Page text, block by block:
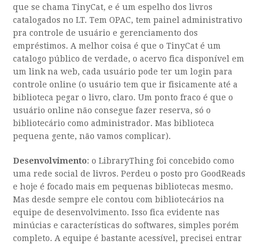
que se chama TinyCat, e é um espelho dos livros
catalogados no LT. Tem OPAC, tem painel administrativo
pra controle de usuário e gerenciamento dos
empréstimos. A melhor coisa é que o TinyCat é um
catalogo público de verdade, o acervo fica disponível em
um link na web, cada usuário pode ter um login para
controle online (o usuário tem que ir fisicamente até a
biblioteca pegar o livro, claro. Um ponto fraco é que o
usuário online não consegue fazer reserva, só o
bibliotecário como administrador. Mas biblioteca
pequena gente, não vamos complicar).
Desenvolvimento: o LibraryThing foi concebido como
uma rede social de livros. Perdeu o posto pro GoodReads
e hoje é focado mais em pequenas bibliotecas mesmo.
Mas desde sempre ele contou com bibliotecários na
equipe de desenvolvimento. Isso fica evidente nas
minúcias e características do softwares, simples porém
completo. A equipe é bastante acessível, precisei entrar